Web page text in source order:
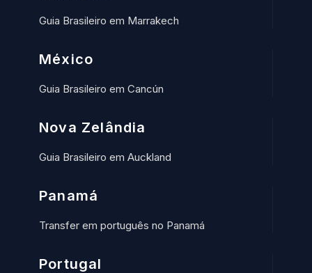
Guia Brasileiro em Marrakech
México
Guia Brasileiro em Cancún
Nova Zelândia
Guia Brasileiro em Auckland
Panamá
Transfer em português no Panamá
Portugal